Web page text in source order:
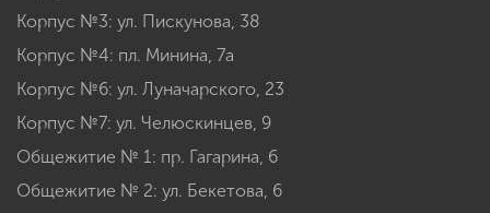
Корпус №3: ул. Пискунова, 38
Корпус №4: пл. Минина, 7а
Корпус №6: ул. Луначарского, 23
Корпус №7: ул. Челюскинцев, 9
Общежитие № 1: пр. Гагарина, 6
Общежитие № 2: ул. Бекетова, 6